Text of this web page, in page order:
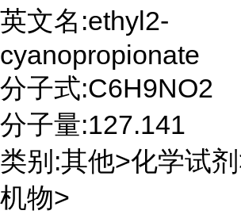
英文名:ethyl2-
cyanopropionate
分子式:C6H9NO2
分子量:127.141
类别:其他>化学试
机物>